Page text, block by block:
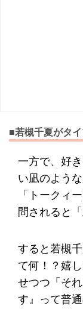
■若槻千夏がタ
一方で、好
い凪のよう
「トークィ
問されると
すると若槻
て何！？嬉
せつつ「そ
す』って普